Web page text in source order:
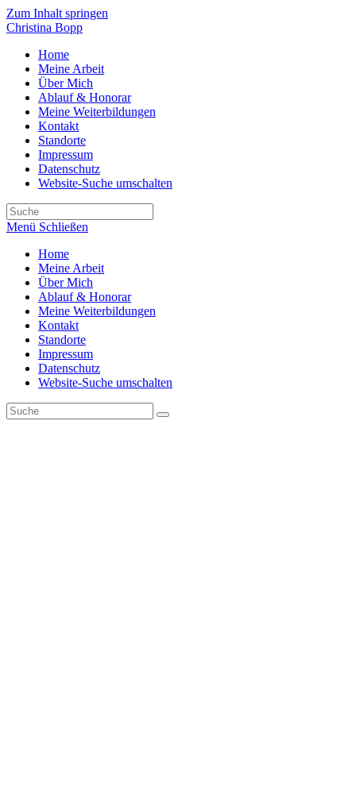
Zum Inhalt springen
Christina Bopp
Home
Meine Arbeit
Über Mich
Ablauf & Honorar
Meine Weiterbildungen
Kontakt
Standorte
Impressum
Datenschutz
Website-Suche umschalten
Menü Schließen
Home
Meine Arbeit
Über Mich
Ablauf & Honorar
Meine Weiterbildungen
Kontakt
Standorte
Impressum
Datenschutz
Website-Suche umschalten